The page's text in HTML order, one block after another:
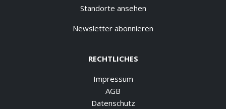
Standorte ansehen
Newsletter abonnieren
RECHTLICHES
Impressum
AGB
Datenschutz